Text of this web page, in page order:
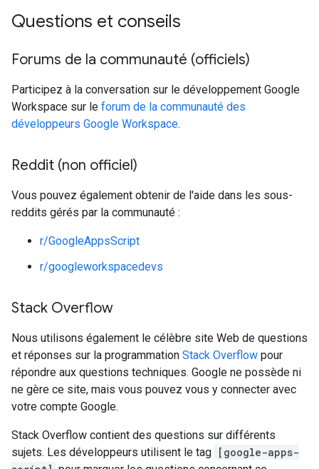
Questions et conseils
Forums de la communauté (officiels)
Participez à la conversation sur le développement Google
Workspace sur le forum de la communauté des
développeurs Google Workspace.
Reddit (non officiel)
Vous pouvez également obtenir de l'aide dans les sous-
reddits gérés par la communauté :
r/GoogleAppsScript
r/googleworkspacedevs
Stack Overflow
Nous utilisons également le célèbre site Web de questions
et réponses sur la programmation Stack Overflow pour
répondre aux questions techniques. Google ne possède ni
ne gère ce site, mais vous pouvez vous y connecter avec
votre compte Google.
Stack Overflow contient des questions sur différents
sujets. Les développeurs utilisent le tag [google-apps-